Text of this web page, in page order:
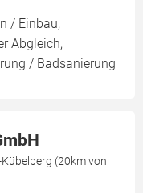
/ Einbau,
Abgleich,
/ Badsanierung
(20km von